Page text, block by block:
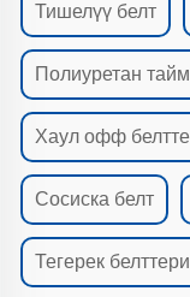
Тишелүү белт
Полиуретан
Хаул офф
Сосиска белт
Тегерек белттери